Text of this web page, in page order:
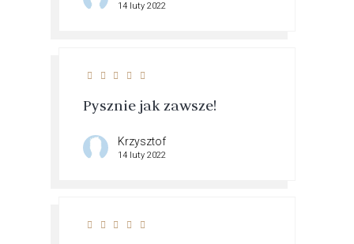
14 luty 2022
Pysznie jak zawsze!
Krzysztof
14 luty 2022